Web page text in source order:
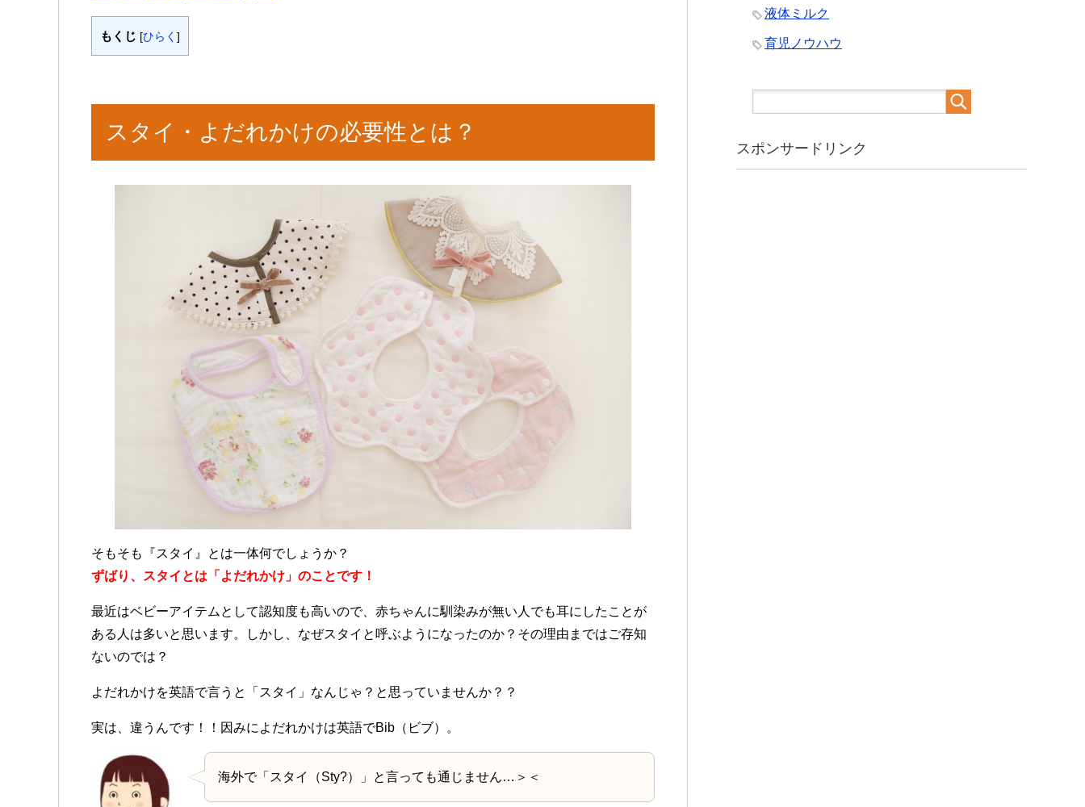
もくじ [ひらく ]
スタイ・よだれかけの必要性とは？
そもそも『スタイ』とは一体何でしょうか？
ずばり、スタイとは「よだれかけ」のことです！
最近はベビーアイテムとして認知度も高いので、赤ちゃんに馴染みが無い人でも耳にしたことが
ある人は多いと思います。しかし、なぜスタイと呼ぶようになったのか？その理由まではご存知
ないのでは？
よだれかけを英語で言うと「スタイ」なんじゃ？と思っていませんか？？
実は、違うんです！！因みによだれかけは英語でBib（ビブ）。
海外で「スタイ（Sty?）」と言っても通じません…＞＜
液体ミルク
育児ノウハウ
スポンサードリンク